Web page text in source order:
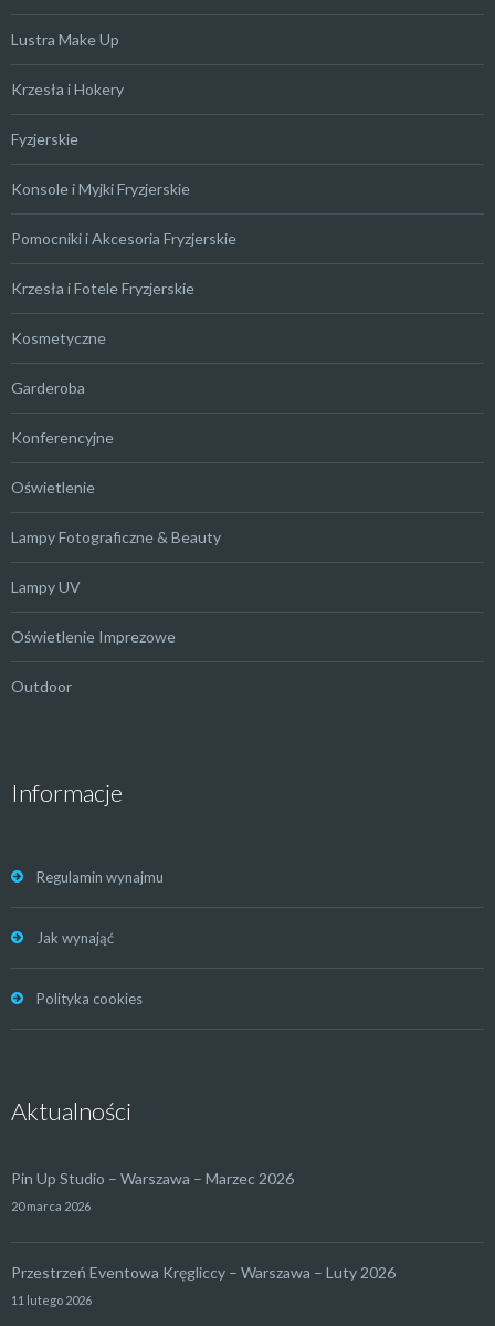
Lustra Make Up
Krzesła i Hokery
Fyzjerskie
Konsole i Myjki Fryzjerskie
Pomocniki i Akcesoria Fryzjerskie
Krzesła i Fotele Fryzjerskie
Kosmetyczne
Garderoba
Konferencyjne
Oświetlenie
Lampy Fotograficzne & Beauty
Lampy UV
Oświetlenie Imprezowe
Outdoor
Informacje
Regulamin wynajmu
Jak wynająć
Polityka cookies
Aktualności
Pin Up Studio – Warszawa – Marzec 2026
20 marca 2026
Przestrzeń Eventowa Kręgliccy – Warszawa – Luty 2026
11 lutego 2026